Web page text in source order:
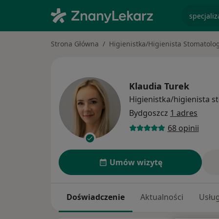
Strona Główna Higienistka/Higienista
Klaudia Turek
Higienistka/higienista
Bydgoszcz 1 adres
68 opinii
Umów wizytę
Doświadczenie Aktualności